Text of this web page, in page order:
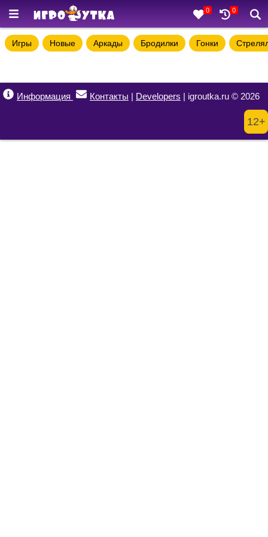
0 0
Игры Новые Аркады Бродилки Гонки
Информация Контакты | Developers | igroutka.ru © 2026
12+